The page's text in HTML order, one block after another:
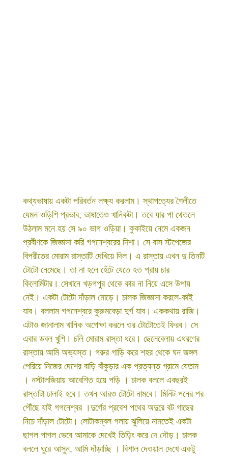
কথ্যভাষায় একটা পরিবর্তন লক্ষ্য করলাম। স্থাপত্যের শৈলীতে
যেমন ওড়িশি প্রভাব, ভাষাতেও খানিকটা। তবে যার পা থেতলে
উঠলাম মনে হয় সে ৯০ ভাগ ওড়িয়া। কুকাইয়ে নেমে একজন
প্রবীণকে জিজ্ঞাসা করি গগনেশ্বরের দিশা। সে বাস স্টপেজের
বিপরীতের মোরাম রাস্তাটি দেখিয়ে দিল। এ রাস্তায় এখন দু তিনটি
টোটো নেমেছে। তা না হলে হেঁটে যেতে হত প্রায় চার
কিলোমিটার। সেখানে খড়গপুর থেকে কার না নিয়ে এসে উপায়
নেই। একটা টোটো দাঁড়াল মোড়ে। চালক জিজ্ঞাসা করলে-কাই
যাব। বললাম গগনেশ্বরে কুরুমবেড়া দুর্গ যাব। এককথায় রাজি।
এটাও জানালাম খানিক অপেক্ষা করলে ওর টোটোতেই ফিরব। সে
এবার ডবল খুশি। চলি মোরাম রাস্তা ধরে। ছেলেবেলায় এধরণের
রাস্তায় আমি অভ্যস্ত। গরুর গাড়ি করে শহর থেকে ঘন জঙ্গল
পেরিয়ে নিজের দেশের বাড়ি বাঁকুড়ার এক প্রত্যন্ত গ্রামে যেতাম
। নস্টালজিয়ায় আবেশিত হয়ে পড়ি । চালক বললে এবছরই
রাস্তাটা ঢালাই হবে। তখন আরও টোটো নামবে। মিনিট পনের পর
পৌঁছে যাই গগনেশ্বর ।দুর্গের প্রবেশ পথের অদুরে বট গাছের
নিচে দাঁড়াল টোটো। লোটাকম্বল গলায় ঝুলিয়ে নামতেই একটা
ছাগল পাগল ভেবে আমাকে দেখেই তিড়িং করে দে দৌড়। চালক
বললে ঘুরে আসুন, আমি দাঁড়াচ্ছি । বিশাল দেওয়াল দেখে একটু